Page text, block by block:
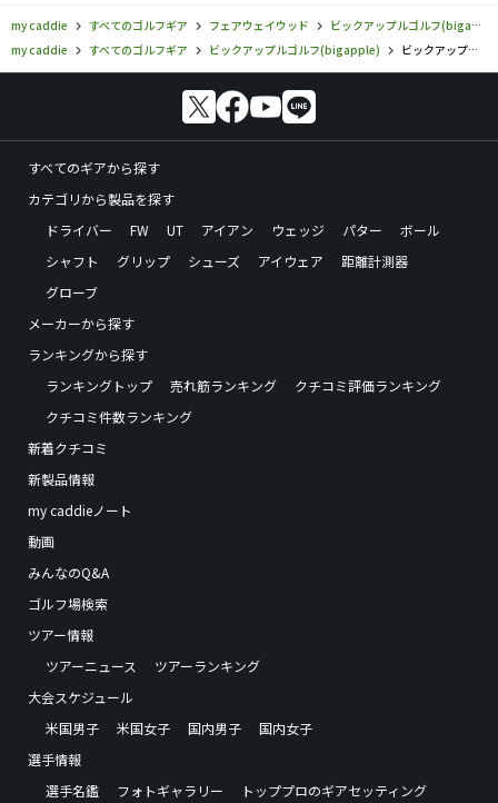
my caddie すべてのゴルフギア フェアウェイウッド
ビックアップルゴルフ(bigapple)
my caddie
すべてのゴルフギア ビックアップルゴルフ(bigapple) ビックアップルゴルフ／／ソフトeフェアウェイウッドREDの口コミ評価
すべてのギアから探す
カテゴリから製品を探す
ドライバー
FW UT アイアン ウェッジ パター
ボール
シャフト
グリップ シューズ アイウェア
距離計測器
グローブ
メーカーから探す
ランキングから探す
ランキングトップ
売れ筋ランキング
クチコミ評価ランキング
クチコミ件数ランキング
新着クチコミ
新製品情報
my caddieノート
動画
みんなのQ&A
ゴルフ場検索
ツアー情報
ツアーニュース
ツアーランキング
大会スケジュール
米国男子
米国女子 国内男子
国内女子
選手情報
選手名鑑
フォトギャラリー トッププロのギアセッティング